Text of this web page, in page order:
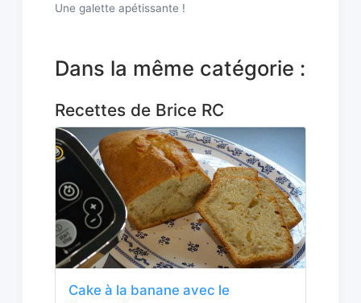
Une galette apétissante !
Dans la même catégorie :
Recettes de Brice RC
Cake à la banane avec le